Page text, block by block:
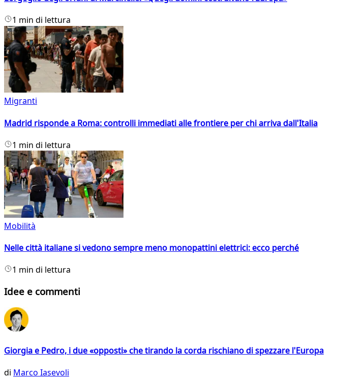
1 min di lettura
Migranti
Madrid risponde a Roma: controlli immediati alle frontiere per chi arriva dall'Italia
1 min di lettura
Mobilità
Nelle città italiane si vedono sempre meno monopattini elettrici: ecco perché
1 min di lettura
Idee e commenti
Giorgia e Pedro, i due «opposti» che tirando la corda rischiano di spezzare l'Europa
di Marco Iasevoli